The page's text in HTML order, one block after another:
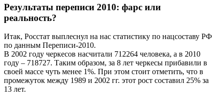
Результаты переписи 2010: фарс или
реальность?
Итак, Росстат выплеснул на нас статистику по нацсоставу РФ
по данным Переписи-2010.
В 2002 году черкесов насчитали 712264 человека, а в 2010
году – 718727. Таким образом, за 8 лет черкесы прибавили в
своей массе чуть менее 1%. При этом стоит отметить, что в
промежуток между 1989 и 2002 гг. этот рост составил 25% за
13 лет.